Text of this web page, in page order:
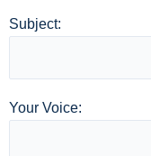
Subject:
Your Voice: